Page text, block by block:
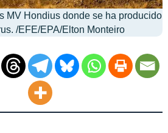
MV Hondius donde se ha producido
/EFE/EPA/Elton Monteiro